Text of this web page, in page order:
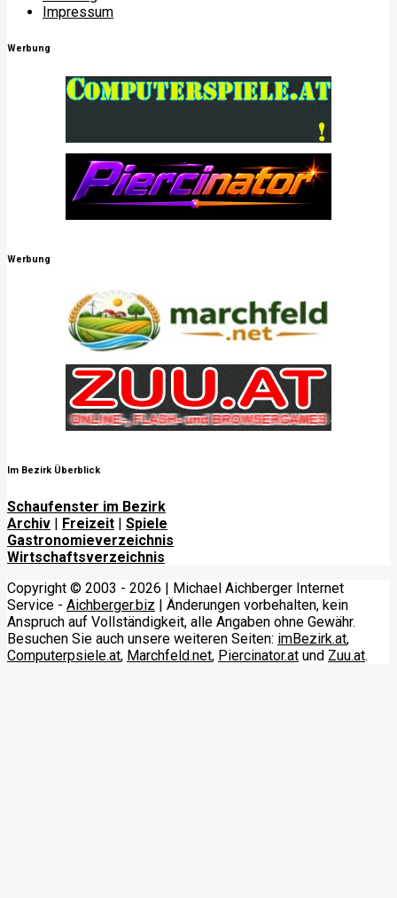
Impressum
Werbung
Werbung
Im Bezirk Überblick
Schaufenster im Bezirk
Archiv | Freizeit | Spiele
Gastronomieverzeichnis
Wirtschaftsverzeichnis
Copyright © 2003 - 2026 | Michael Aichberger Internet
Service - Aichberger.biz | Änderungen vorbehalten, kein
Anspruch auf Vollständigkeit, alle Angaben ohne Gewähr.
Besuchen Sie auch unsere weiteren Seiten: imBezirk.at,
Computerpsiele.at, Marchfeld.net, Piercinator.at und Zuu.at.